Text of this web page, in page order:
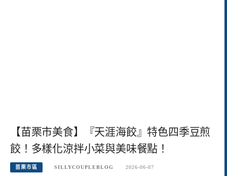
【苗栗市美食】『天涯海餃』特色四季豆煎
餃！多樣化涼拌小菜與美味餐點！
苗栗市區 SILLYCOUPLEBLOG 2026-06-07